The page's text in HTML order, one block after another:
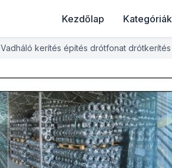
Kezdőlap Kategóriák
Vadháló kerítés építés drótfonat drótkerítés